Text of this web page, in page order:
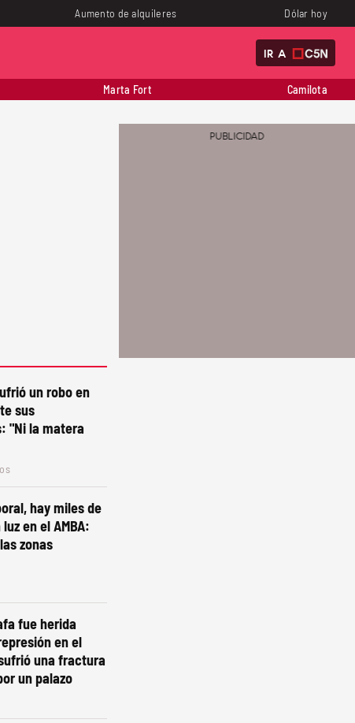
Aumento de alquileres Dólar hoy
IR A
Marta Fort Camilota
un robo en
sus
"Ni la matera
hay miles de
en el AMBA:
zonas
fue herida
en el
una fractura
un palazo